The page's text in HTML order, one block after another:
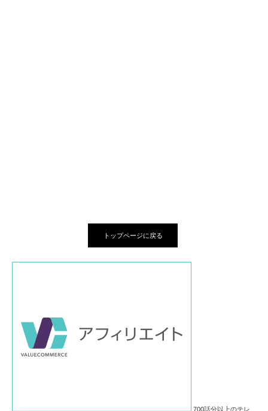
トップページに戻る
700話分以上のテレ